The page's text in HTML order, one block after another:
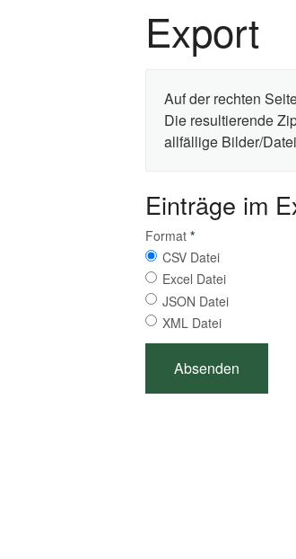
Export
Auf der rechten
Die resultierende
allfällige Bilder/
Einträge im
Format *
CSV Datei
Excel Datei
JSON Datei
XML Datei